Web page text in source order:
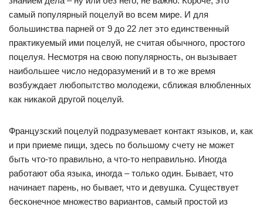
самый популярный поцелуй во всем мире. И для
большинства парней от 9 до 22 лет это единственный
практикуемый ими поцелуй, не считая обычного, простого
поцелуя. Несмотря на свою популярность, он вызывает
наибольшее число недоразумений и в то же время
возбуждает любопытство молодежи, сближая влюбленных
как никакой другой поцелуй.
Французский поцелуй подразумевает контакт языков, и, как
и при приеме пищи, здесь по большому счету не может
быть что-то правильно, а что-то неправильно. Иногда
работают оба языка, иногда – только один. Бывает, что
начинает парень, но бывает, что и девушка. Существует
бесконечное множество вариантов, самый простой из